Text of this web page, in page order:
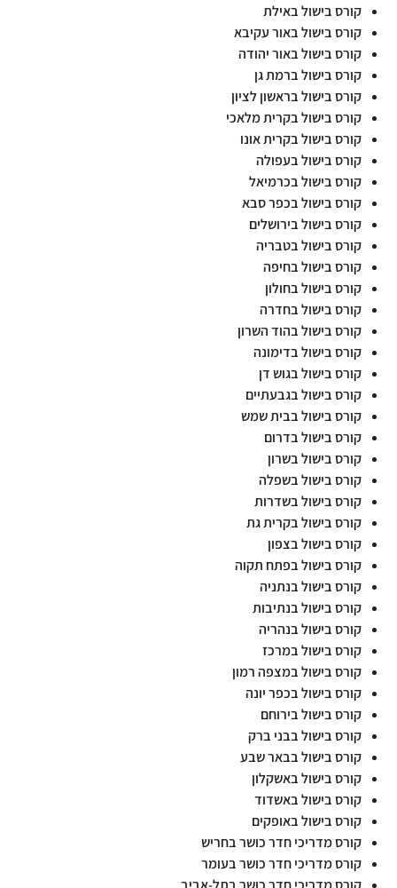
קורס בישול באילת
קורס בישול באור עקיבא
קורס בישול באור יהודה
קורס בישול ברמת גן
קורס בישול בראשון לציון
קורס בישול בקרית מלאכי
קורס בישול בקרית אונו
קורס בישול בעפולה
קורס בישול בכרמיאל
קורס בישול בכפר סבא
קורס בישול בירושלים
קורס בישול בטבריה
קורס בישול בחיפה
קורס בישול בחולון
קורס בישול בחדרה
קורס בישול בהוד השרון
קורס בישול בדימונה
קורס בישול בגוש דן
קורס בישול בגבעתיים
קורס בישול בבית שמש
קורס בישול בדרום
קורס בישול בשרון
קורס בישול בשפלה
קורס בישול בשדרות
קורס בישול בקרית גת
קורס בישול בצפון
קורס בישול בפתח תקוה
קורס בישול בנתניה
קורס בישול בנתיבות
קורס בישול בנהריה
קורס בישול במרכז
קורס בישול במצפה רמון
קורס בישול בכפר יונה
קורס בישול בירוחם
קורס בישול בבני ברק
קורס בישול בבאר שבע
קורס בישול באשקלון
קורס בישול באשדוד
קורס בישול באופקים
קורס מדריכי חדר כושר בחריש
קורס מדריכי חדר כושר בעומר